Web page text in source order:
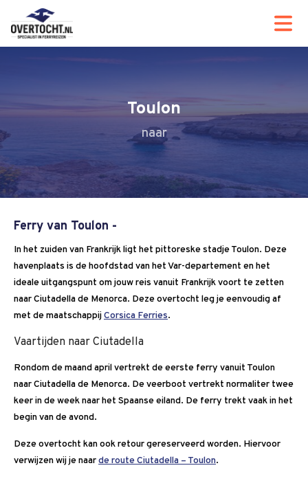
Toulon
Ferry van Toulon -
In het zuiden van Frankrijk ligt het pittoreske stadje Toulon. Deze
havenplaats is de hoofdstad van het Var-departement en het
ideale uitgangspunt om jouw reis vanuit Frankrijk voort te zetten
naar Ciutadella de Menorca. Deze overtocht leg je eenvoudig af
met de maatschappij Corsica Ferries.
Vaartijden naar Ciutadella
Rondom de maand april vertrekt de eerste ferry vanuit Toulon
naar Ciutadella de Menorca. De veerboot vertrekt normaliter twee
keer in de week naar het Spaanse eiland. De ferry trekt vaak in het
begin van de avond.
Deze overtocht kan ook retour gereserveerd worden. Hiervoor
verwijzen wij je naar de route Ciutadella – Toulon.